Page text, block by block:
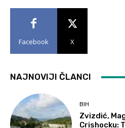
Facebook X
NAJNOVIJI ČLANCI
BIH
Zvizdić,
Crishocku: